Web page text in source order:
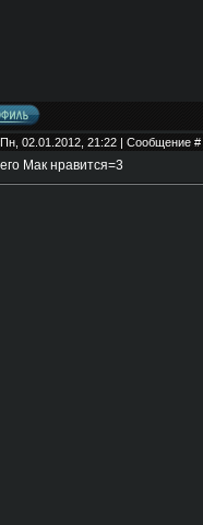
Пн, 02.01.2012, 21:22 | Сообщение #
Мак нравится=3